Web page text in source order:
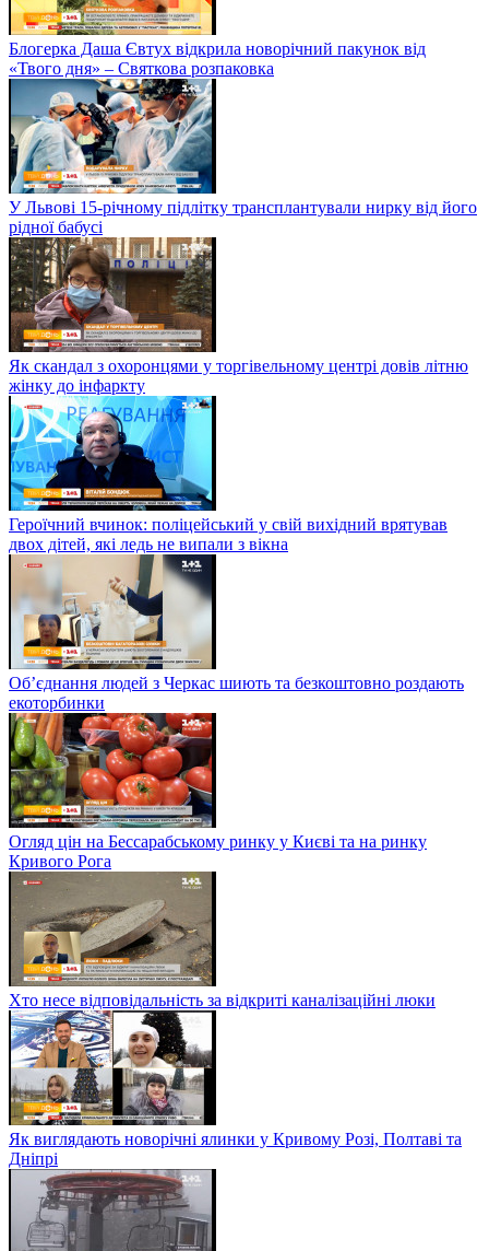
Блогерка Даша Євтух відкрила новорічний пакунок від
«Твого дня» – Святкова розпаковка
У Львові 15-річному підлітку трансплантували нирку від його
рідної бабусі
Як скандал з охоронцями у торгівельному центрі довів літню
жінку до інфаркту
Героїчний вчинок: поліцейський у свій вихідний врятував
двох дітей, які ледь не випали з вікна
Об’єднання людей з Черкас шиють та безкоштовно роздають
екоторбинки
Огляд цін на Бессарабському ринку у Києві та на ринку
Кривого Рога
Хто несе відповідальність за відкриті каналізаційні люки
Як виглядають новорічні ялинки у Кривому Розі, Полтаві та
Дніпрі